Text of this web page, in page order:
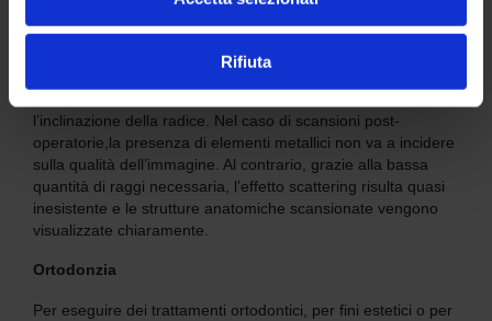
Rifiuta
patologie dei tessuti duri e molli della zona maxillofacciale.
Una scansione effettuata con i dispositivi NewTom mostra
l’inclinazione della radice. Nel caso di scansioni post-
operatorie,la presenza di elementi metallici non va a incidere
sulla qualità dell’immagine. Al contrario, grazie alla bassa
quantità di raggi necessaria, l’effetto scattering risulta quasi
inesistente e le strutture anatomiche scansionate vengono
visualizzate chiaramente.
Ortodonzia
Per eseguire dei trattamenti ortodontici, per fini estetici o per